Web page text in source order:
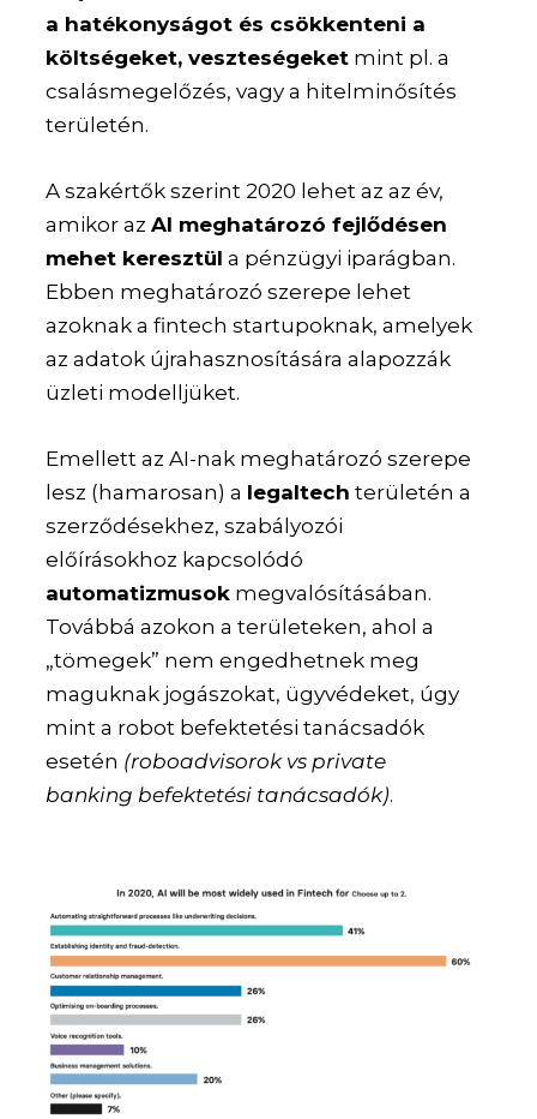
a hatékonyságot és csökkenteni a
költségeket, veszteségeket mint pl. a
csalásmegelőzés, vagy a hitelminősítés
területén.
A szakértők szerint 2020 lehet az az év,
amikor azAI meghatározó fejlődésen
mehet keresztül a pénzügyi iparágban.
Ebben meghatározó szerepe lehet
azoknak a fintech startupoknak, amelyek
az adatok újrahasznosítására alapozzák
üzleti modelljüket.
Emellett az AI-nak meghatározó szerepe
lesz (hamarosan) a legaltech területén a
szerződésekhez, szabályozói
előírásokhoz kapcsolódó
automatizmusok megvalósításában.
Továbbá azokon a területeken, ahol a
„tömegek” nem engedhetnek meg
maguknak jogászokat, ügyvédeket, úgy
mint a robot befektetési tanácsadók
esetén (roboadvisorok vs private
banking befektetési tanácsadók).